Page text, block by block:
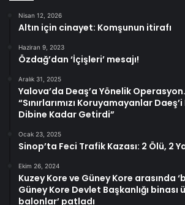
Nisan 12, 2026
Altın için cinayet: Komşunun itirafı
Haziran 9, 2023
Özdağ’dan ‘İçişleri’ mesajı!
Aralık 31, 2025
Yalova’da Deaş’a Yönelik
“Sınırlarımızı Koruyamayanlar
Dibine Kadar Getirdi”
Ocak 23, 2025
Sinop’ta Feci Trafik Kazası: 2 Ölü, 2
Ekim 26, 2024
Kuzey Kore ve Güney Kore arasında
Güney Kore Devlet Başkanlığı binası
balonlar’ patladı